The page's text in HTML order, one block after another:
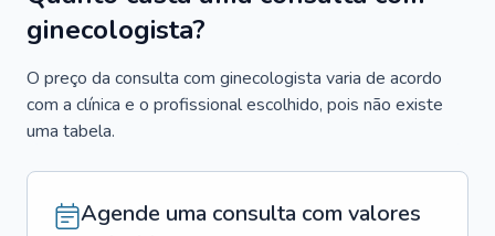
ginecologista?
O preço da consulta com ginecologista varia de acordo
com a clínica e o profissional escolhido, pois não existe
uma tabela.
Agende uma consulta com valores